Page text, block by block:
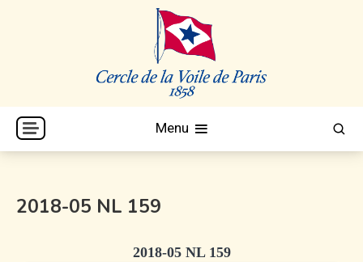
CVP
Cercle de la Voile de Paris
Menu
2018-05 NL 159
2018-05 NL 159